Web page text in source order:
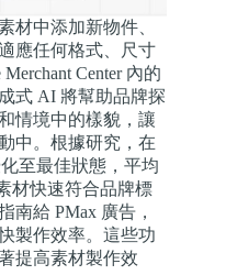
材中添加新物件、
應任何格式、尺寸
Center 內的
式 AI 將幫助品牌探
情境中的樣貌，讓
中。根據研究，在
至最佳狀態，平均
材快速符合品牌標
南給 PMax 廣告，
製作效率。這些功
提高素材製作效